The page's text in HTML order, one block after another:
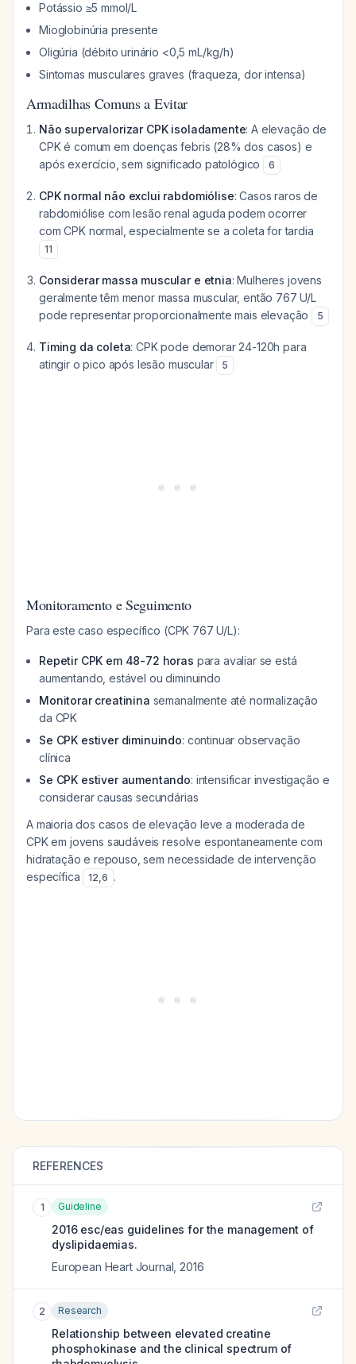
Potássio ≥5 mmol/L
Mioglobinúria presente
Oligúria (débito urinário <0,5 mL/kg/h)
Sintomas musculares graves (fraqueza, dor intensa)
Armadilhas Comuns a Evitar
Não supervalorizar CPK isoladamente: A elevação de
CPK é comum em doenças febris (28% dos casos) e
após exercício, sem significado patológico
6
CPK normal não exclui rabdomiólise: Casos raros de
rabdomiólise com lesão renal aguda podem ocorrer
com CPK normal, especialmente se a coleta for tardia
11
Considerar massa muscular e etnia: Mulheres jovens
geralmente têm menor massa muscular, então 767 U/L
pode representar proporcionalmente mais elevação
5
Timing da coleta: CPK pode demorar 24-120h para
atingir o pico após lesão muscular
5
Monitoramento e Seguimento
Para este caso específico (CPK 767 U/L):
Repetir CPK em 48-72 horas para avaliar se está
aumentando, estável ou diminuindo
Monitorar creatinina semanalmente até normalização
da CPK
Se CPK estiver diminuindo: continuar observação
clínica
Se CPK estiver aumentando: intensificar investigação e
considerar causas secundárias
A maioria dos casos de elevação leve a moderada de
CPK em jovens saudáveis resolve espontaneamente com
hidratação e repouso, sem necessidade de intervenção
específica
12,6 .
REFERENCES
1 Guideline
2016 esc/eas guidelines for the management of
dyslipidaemias.
European Heart Journal 2016
2 Research
Relationship between elevated creatine
phosphokinase and the clinical spectrum of